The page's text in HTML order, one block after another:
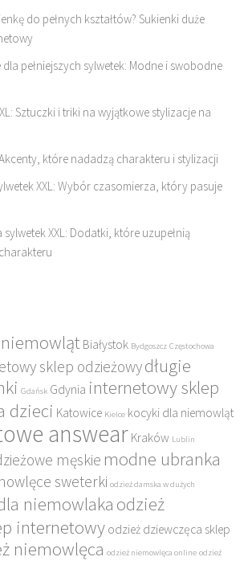
do pełnych kształtów? Sukienki duże
pełniejszych sylwetek: Modne i swobodne
Sztuczki i triki na wyjątkowe stylizacje na
które nadadzą charakteru i stylizacji
XXL: Wybór czasomierza, który pasuje
XXL: Dodatki, które uzupełnią
Białystok Bydgoszcz Częstochowa
sklep odzieżowydługie
Gdańsk Gdynia internetowy sklep
dzieci Katowice Kielce kocyki dla niemowląt
answear Kraków Lublin
męskie modne ubranka
sweterki odzież damska w dużych
niemowlaka odzież
internetowy odzież dziewczęca sklep
niemowlęca odzież niemowlęca online odzież